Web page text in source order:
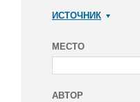
ИСТОЧНИК
МЕСТО
АВТОР